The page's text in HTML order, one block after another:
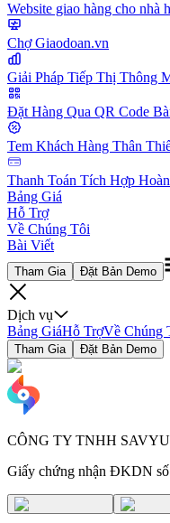
Website giao hàng cho nhà
Chợ Giaodoan.vn
Giải Pháp Tiếp Thị Thông
Đặt Hàng Qua QR Code
Tem Khách Hàng Thân
Thanh Toán Tích Hợp
Bảng Giá
Hỗ Trợ
Về Chúng Tôi
Bài Viết
Tham Gia Đặt Bản Demo
Dịch vụ
Bảng GiáHỗ TrợVề Chúng
Tham Gia Đặt Bản Demo
CÔNG TY TNHH
Giấy chứng nhận ĐKDN